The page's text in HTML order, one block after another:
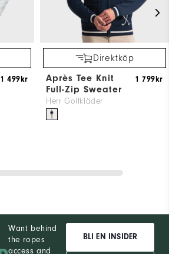
1 499kr
Direktköp
Après Tee Knit
Full-Zip Sweater
Herr Golfkläder
1 799kr
Want behind
the ropes
access and
BLI EN INSIDER